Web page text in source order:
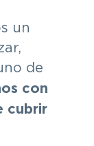
un
de
con
cubrir